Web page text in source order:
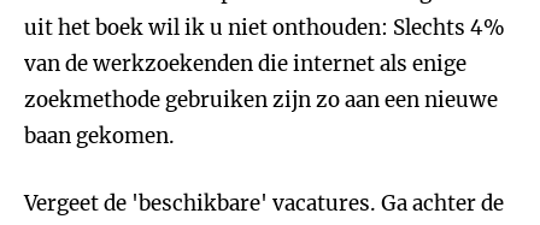
uit het boek wil ik u niet onthouden: Slechts 4%
van de werkzoekenden die internet als enige
zoekmethode gebruiken zijn zo aan een nieuwe
baan gekomen.
Vergeet de 'beschikbare' vacatures. Ga achter de